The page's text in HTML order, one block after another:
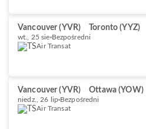
Vancouver (YVR) Toronto (YYZ)
wt., 25 sie Bezpośredni
Air Transat
Vancouver (YVR) Ottawa (YOW)
niedz., 26 lip Bezpośredni
Air Transat